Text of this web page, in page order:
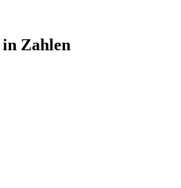
in Zahlen